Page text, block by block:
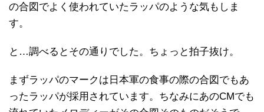
の合図でよく使われていたラッパのような気もしま
す。
と…調べるとその通りでした。ちょっと拍子抜け。
まずラッパのマークは日本軍の食事の際の合図でもあ
ったラッパが採用されています。ちなみにあのCMでも